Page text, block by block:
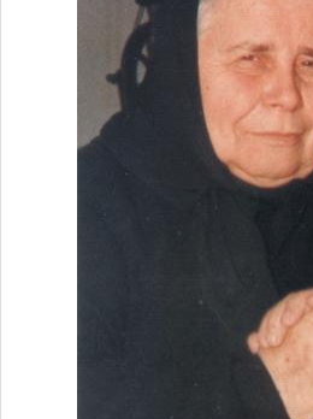
PANNA MÁRIA LELLOVI
POSOLSTVO PRE ĽUDSTVO, KTORÉ
LELLOVI 02 OKTÓBER 2021 Moje
materským srdcom, prichádzam
kráčať po ceste, ktorá, vedie k
je potrebné prijať dar Slova! Detičky
žijete, sú časy milosti, lebo môj Syn
prítomnosti medzi Vami. ...
10/21/21